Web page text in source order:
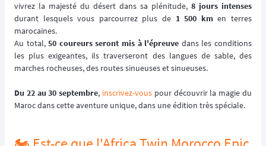
vivrez la majesté du désert dans sa plénitude, 8 jours intenses
durant lesquels vous parcourrez plus de 1 500 kmen terres
marocaines.
Au total,50 coureurs seront mis à l'épreuve dans les conditions
les plus exigeantes, ils traverseront des langues de sable, des
marches rocheuses, des routes sinueuses et sinueuses.
Du 22 au 30 septembre, inscrivez-vous pour découvrir la magie du
Maroc dans cette aventure unique, dans une édition très spéciale.